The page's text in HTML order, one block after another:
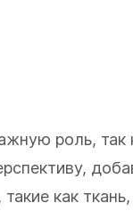
роль,
такие как